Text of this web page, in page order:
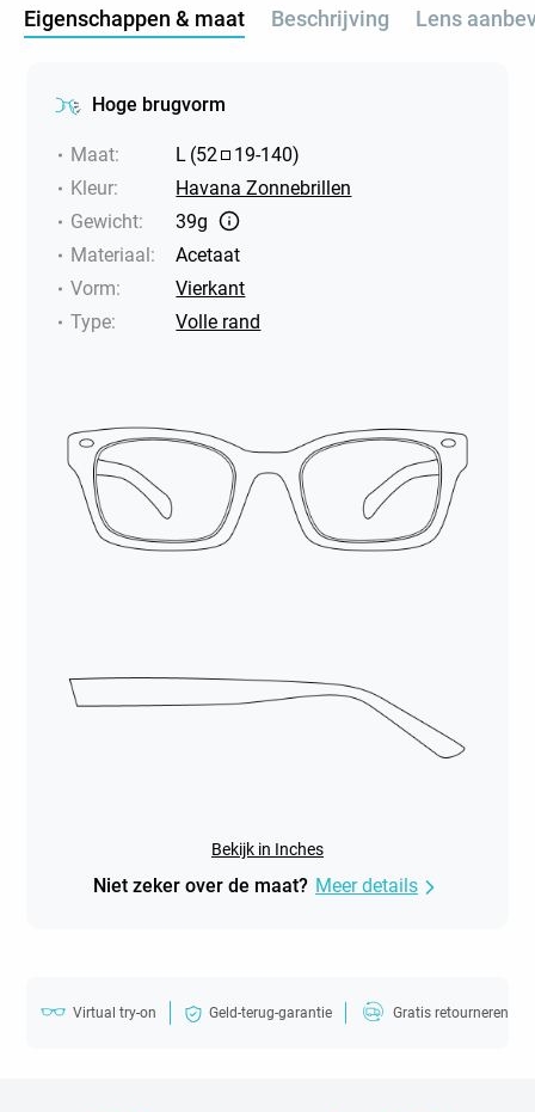
Eigenschappen & maat Beschrijving Lens
Hoge brugvorm
Maat: L (52 19-140)
Kleur:
Havana Zonnebrillen
Gewicht:
39g
Materiaal:
Acetaat
Vorm:
Vierkant
Type: Volle rand
Bekijk in Inches
Niet zeker over de maat? Meer details
Virtual try-on Geld-terug-garantie Gratis retourneren